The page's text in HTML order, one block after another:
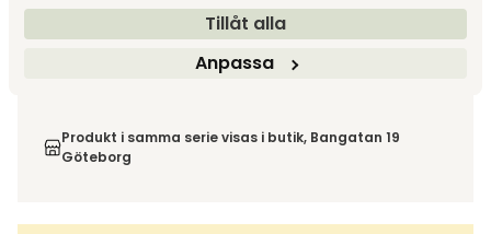
Tillåt alla
Anpassa
inte av ångerrätten.
Produkt i samma serie visas i butik, Bangatan 19
Göteborg